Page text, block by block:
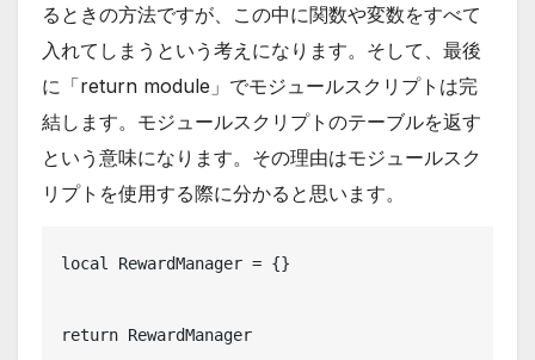
るときの方法ですが、この中に関数や変数をすべて
入れてしまうという考えになります。そして、最後
に「return module」でモジュールスクリプトは完
結します。モジュールスクリプトのテーブルを返す
という意味になります。その理由はモジュールスク
リプトを使用する際に分かると思います。
local RewardManager = {}
return RewardManager